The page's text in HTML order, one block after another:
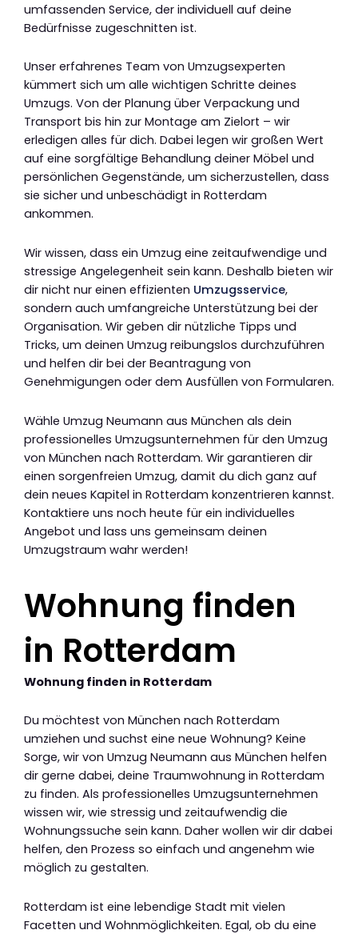
umfassenden Service, der individuell auf deine
Bedürfnisse zugeschnitten ist.
Unser erfahrenes Team von Umzugsexperten
kümmert sich um alle wichtigen Schritte deines
Umzugs. Von der Planung über Verpackung und
Transport bis hin zur Montage am Zielort – wir
erledigen alles für dich. Dabei legen wir großen Wert
auf eine sorgfältige Behandlung deiner Möbel und
persönlichen Gegenstände, um sicherzustellen, dass
sie sicher und unbeschädigt in Rotterdam
ankommen.
Wir wissen, dass ein Umzug eine zeitaufwendige und
stressige Angelegenheit sein kann. Deshalb bieten wir
dir nicht nur einen effizienten Umzugsservice,
sondern auch umfangreiche Unterstützung bei der
Organisation. Wir geben dir nützliche Tipps und
Tricks, um deinen Umzug reibungslos durchzuführen
und helfen dir bei der Beantragung von
Genehmigungen oder dem Ausfüllen von Formularen.
Wähle Umzug Neumann aus München als dein
professionelles Umzugsunternehmen für den Umzug
von München nach Rotterdam. Wir garantieren dir
einen sorgenfreien Umzug, damit du dich ganz auf
dein neues Kapitel in Rotterdam konzentrieren kannst.
Kontaktiere uns noch heute für ein individuelles
Angebot und lass uns gemeinsam deinen
Umzugstraum wahr werden!
Wohnung finden
in Rotterdam
Wohnung finden in Rotterdam
Du möchtest von München nach Rotterdam
umziehen und suchst eine neue Wohnung? Keine
Sorge, wir von Umzug Neumann aus München helfen
dir gerne dabei, deine Traumwohnung in Rotterdam
zu finden. Als professionelles Umzugsunternehmen
wissen wir, wie stressig und zeitaufwendig die
Wohnungssuche sein kann. Daher wollen wir dir dabei
helfen, den Prozess so einfach und angenehm wie
möglich zu gestalten.
Rotterdam ist eine lebendige Stadt mit vielen
Facetten und Wohnmöglichkeiten. Egal, ob du eine